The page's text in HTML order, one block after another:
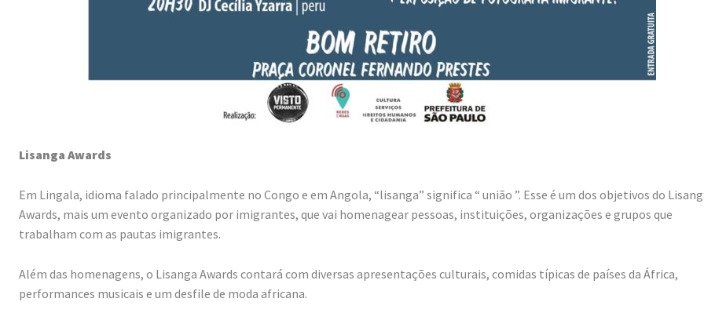
Lisanga Awards
Em Lingala, idioma falado principalmente no Congo e em Angola, “lisanga” significa “ união ”. Esse é um dos objetivos do
Awards, mais um evento organizado por imigrantes, que vai homenagear pessoas, instituições, organizações e grupos que
trabalham com as pautas imigrantes.
Além das homenagens, o Lisanga Awards contará com diversas apresentações culturais, comidas típicas de países da África,
performances musicais e um desfile de moda africana.